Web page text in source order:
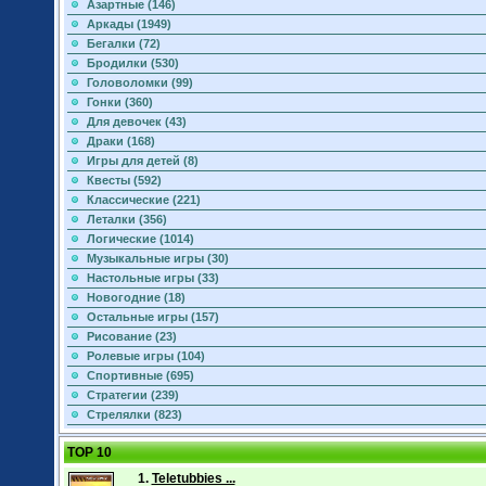
Азартные (146)
Аркады (1949)
Бегалки (72)
Бродилки (530)
Головоломки (99)
Гонки (360)
Для девочек (43)
Драки (168)
Игры для детей (8)
Квесты (592)
Классические (221)
Леталки (356)
Логические (1014)
Музыкальные игры (30)
Настольные игры (33)
Новогодние (18)
Остальные игры (157)
Рисование (23)
Ролевые игры (104)
Спортивные (695)
Стратегии (239)
Стрелялки (823)
TOP 10
1. Teletubbies ...